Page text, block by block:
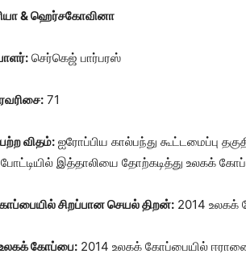
& ஹெர்சகோவினா
செர்கெஜ் பார்பரஸ்
71
விதம்: ஐரோப்பிய கால்பந்து கூட்டமைப்பு
போட்டியில் இத்தாலியை தோற்கடித்து உலகக்
சிறப்பான செயல் திறன்: 2014 உலகக்
கோப்பை: 2014 உலகக் கோப்பையில்